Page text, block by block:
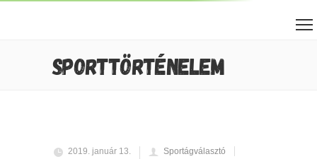
SPORTTÖRTÉNELEM
2019. január 13.
Sportágválasztó